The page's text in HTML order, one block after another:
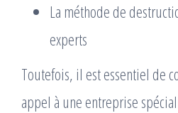
La méthode de
experts
Toutefois, il est essentiel de
appel à une entreprise